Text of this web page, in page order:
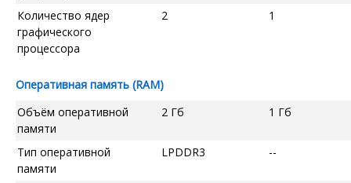
Количество ядер
графического
процессора
2 1
Оперативная память (RAM)
Объём оперативной
памяти
2 Гб 1 Гб
Тип оперативной
памяти
LPDDR3 --